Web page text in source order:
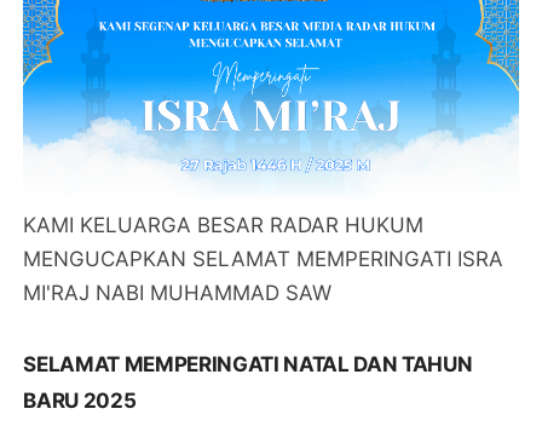
KAMI KELUARGA BESAR RADAR HUKUM
MENGUCAPKAN SELAMAT MEMPERINGATI ISRA
MI'RAJ NABI MUHAMMAD SAW
SELAMAT MEMPERINGATI NATAL DAN TAHUN
BARU 2025